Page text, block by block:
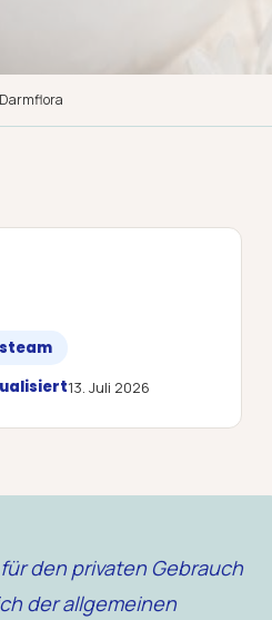
13. Juli 2026
den privaten Gebrauch
der allgemeinen